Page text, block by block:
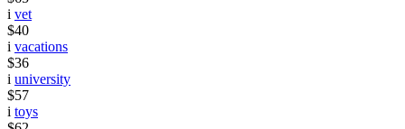
i vet
$40
i vacations
$36
i university
$57
i toys